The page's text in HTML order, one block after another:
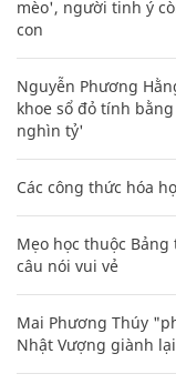
mèo', người tinh ý
con
Nguyễn Phương
khoe sổ đỏ tính
nghìn tỷ'
Các công thức hóa
Mẹo học thuộc
câu nói vui vẻ
Mai Phương Thúy
Nhật Vượng giành